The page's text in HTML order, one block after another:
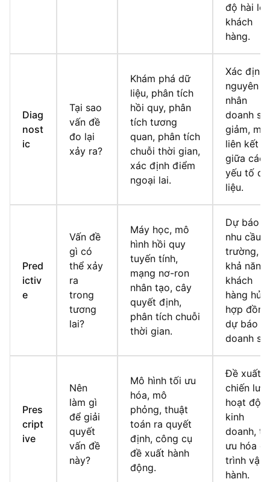
độ hài
khách
hàng.
Diag
nost
ic
Tại sao
vấn đề
đo lại
xảy ra?
Khám phá dữ
liệu, phân tích
hồi quy, phân
tích tương
quan, phân tích
chuỗi thời gian,
xác định điểm
ngoại lai.
Xác định
nguyên
nhân
doanh số
giảm, mối
liên kết
giữa các
yếu tố dữ
liệu.
Pred
ictiv
e
Vấn đề
gì có
thể xảy
ra
trong
tương
lai?
Máy học, mô
hình hồi quy
tuyến tính,
mạng nơ-ron
nhân tạo, cây
quyết định,
phân tích chuỗi
thời gian.
Dự báo
nhu cầu
trường,
khả năng
khách
hàng hủy
hợp
dự báo
doanh số.
Pres
cript
ive
Nên
làm gì
để giải
quyết
vấn đề
này?
Mô hình tối ưu
hóa, mô
phỏng, thuật
toán ra quyết
định, công cụ
đề xuất hành
động.
Đề xuất
chiến
hoạt
kinh
doanh,
ưu hóa
trình vận
hành.